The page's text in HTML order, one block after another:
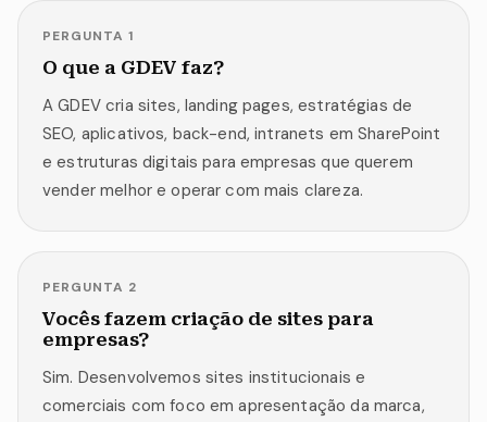
PERGUNTA 1
O que a GDEV faz?
A GDEV cria sites, landing pages, estratégias de
SEO, aplicativos, back-end, intranets em SharePoint
e estruturas digitais para empresas que querem
vender melhor e operar com mais clareza.
PERGUNTA 2
Vocês fazem criação de sites para
empresas?
Sim. Desenvolvemos sites institucionais e
comerciais com foco em apresentação da marca,